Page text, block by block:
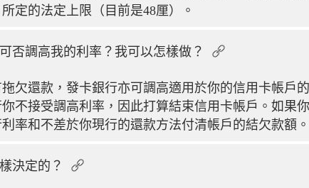
定的法定上限（目前是48厘）。
否調高我的利率？我可以怎樣做？
欠還款，發卡銀行亦可調高適用於你的信用卡帳戶
不接受調高利率，因此打算結束信用卡帳戶。如果
率和不差於你現行的還款方法付清帳戶的結欠款額。
決定的？